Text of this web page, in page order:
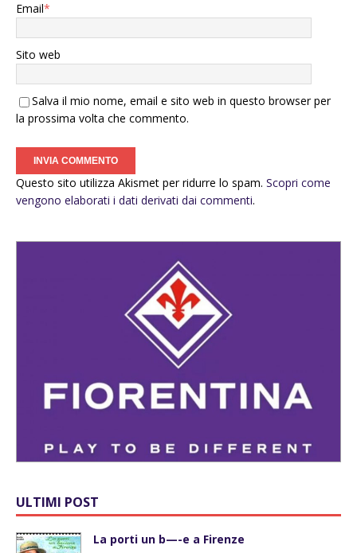
Email*
Sito web
Salva il mio nome, email e sito web in questo browser per
la prossima volta che commento.
Questo sito utilizza Akismet per ridurre lo spam. Scopri come
vengono elaborati i dati derivati dai commenti.
ULTIMI POST
La porti un b—-e a Firenze